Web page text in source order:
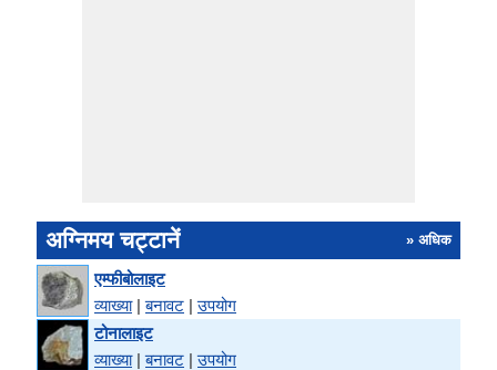
अग्निमय चट्टानें » अधिक
एम्फीबोलाइट
व्याख्या|बनावट |उपयोग
टोनालाइट
व्याख्या|बनावट |उपयोग